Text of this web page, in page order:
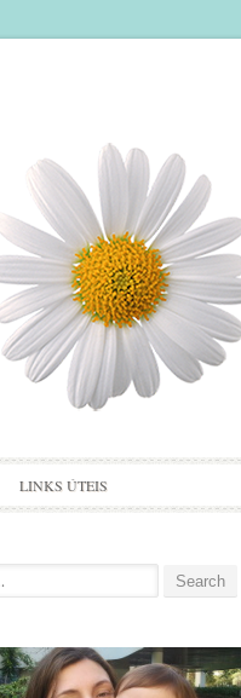
LINKS ÚTEIS